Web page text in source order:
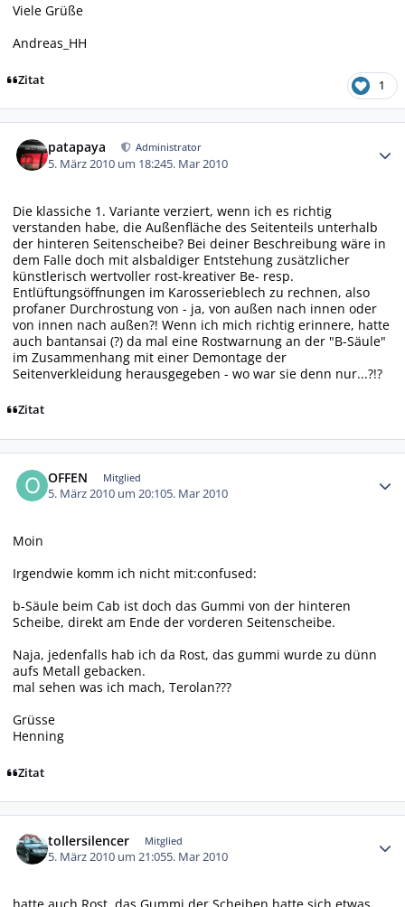
Viele Grüße
Andreas_HH
Zitat 1
patapaya Administrator
5. März 2010 um 18:245. Mar 2010
Die klassiche 1. Variante verziert, wenn ich es richtig
verstanden habe, die Außenfläche des Seitenteils unterhalb
der hinteren Seitenscheibe? Bei deiner Beschreibung wäre in
dem Falle doch mit alsbaldiger Entstehung zusätzlicher
künstlerisch wertvoller rost-kreativer Be- resp.
Entlüftungsöffnungen im Karosserieblech zu rechnen, also
profaner Durchrostung von - ja, von außen nach innen oder
von innen nach außen?! Wenn ich mich richtig erinnere, hatte
auch bantansai (?) da mal eine Rostwarnung an der "B-Säule"
im Zusammenhang mit einer Demontage der
Seitenverkleidung herausgegeben - wo war sie denn nur...?!?
Zitat
OFFEN Mitglied
5. März 2010 um 20:105. Mar 2010
Moin
Irgendwie komm ich nicht mit:confused:
b-Säule beim Cab ist doch das Gummi von der hinteren
Scheibe, direkt am Ende der vorderen Seitenscheibe.
Naja, jedenfalls hab ich da Rost, das gummi wurde zu dünn
aufs Metall gebacken.
mal sehen was ich mach, Terolan???
Grüsse
Henning
Zitat
tollersilencer Mitglied
5. März 2010 um 21:055. Mar 2010